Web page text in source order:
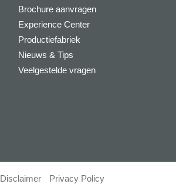
Brochure aanvragen
Experience Center
Productiefabriek
Nieuws & Tips
Veelgestelde vragen
Disclaimer Privacy Policy